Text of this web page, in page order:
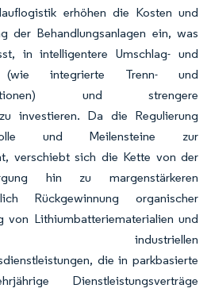
erhöhen die Kosten und
der Behandlungsanlagen ein, was
in intelligentere Umschlag- und
(wie integrierte Trenn- und
und strengere
investieren. Da die Regulierung
und Meilensteine zur
verschiebt sich die Kette von der
hin zu margenstärkeren
Rückgewinnung organischer
von Lithiumbatteriematerialien und
industriellen
die in parkbasierte
Dienstleistungsverträge